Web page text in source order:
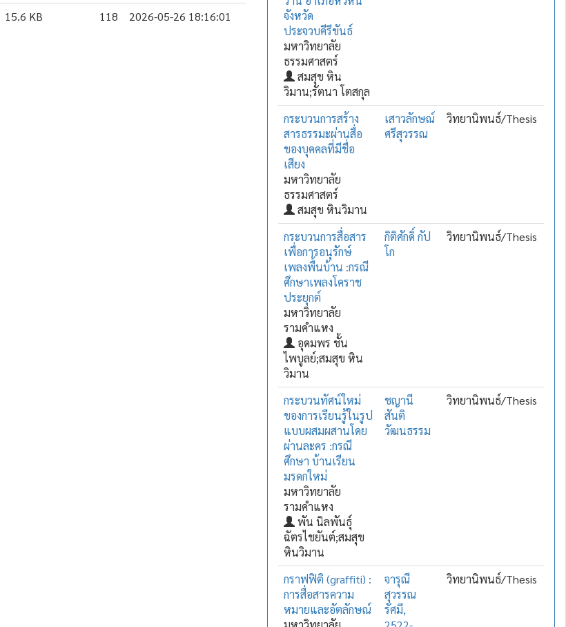
15.6 KB 118 2026-05-26 18:16:01
จังหวัด
ประจวบคีรีขันธ์
มหาวิทยาลัย
ธรรมศาสตร์
สมสุข หิน
วิมาน;รัตนา โตสกุล
กระบวนการสร้าง
สารธรรมะผ่านสื่อ
ของบุคคลที่มีชื่อ
เสียง
มหาวิทยาลัย
ธรรมศาสตร์
สมสุข หินวิมาน
เสาวลักษณ์
ศรีสุวรรณ
วิทยานิพนธ์/Thesis
กระบวนการสื่อสาร
เพื่อการอนุรักษ์
เพลงพื้นบ้าน :กรณี
ศึกษาเพลงโคราช
ประยุกต์
มหาวิทยาลัย
รามคำแหง
อุดมพร ชั้น
ไพบูลย์;สมสุข หิน
วิมาน
กิติศักดิ์ กัป
โก
วิทยานิพนธ์/Thesis
กระบวนทัศน์ใหม่
ของการเรียนรู้ในรูป
แบบผสมผสานโดย
ผ่านละคร :กรณี
ศึกษา บ้านเรียน
มรดกใหม่
มหาวิทยาลัย
รามคำแหง
พัน นิลพันธุ์
ฉัตรไชยันต์;สมสุข
หินวิมาน
ชญานี
สันติ
วัฒนธรรม
วิทยานิพนธ์/Thesis
กราฟฟิติ (graffiti) :
การสื่อสารความ
หมายและอัตลักษณ์
จารุณี
สุวรรณ
รัศมี,
วิทยานิพนธ์/Thesis